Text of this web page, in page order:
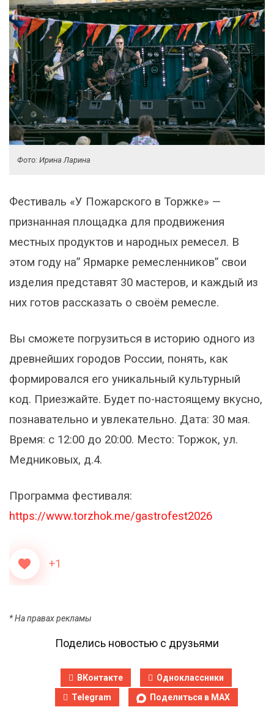
Фото: Ирина Ларина
Фестиваль «У Пожарского в Торжке» —
признанная площадка для продвижения
местных продуктов и народных ремесел. В
этом году на” Ярмарке ремесленников” свои
изделия представят 30 мастеров, и каждый из
них готов рассказать о своём ремесле.
Вы сможете погрузиться в историю одного из
древнейших городов России, понять, как
формировался его уникальный культурный
код. Приезжайте. Будет по-настоящему вкусно,
познавательно и увлекательно. Дата: 30 мая.
Время: с 12:00 до 20:00. Место: Торжок, ул.
Медниковых, д.4.
Программа фестиваля:
https://www.torzhok.me/gastrofest2026
+1
* На правах рекламы
Поделись новостью с друзьями
ВКонтакте
Одноклассники
Telegram
Поделиться в MAX